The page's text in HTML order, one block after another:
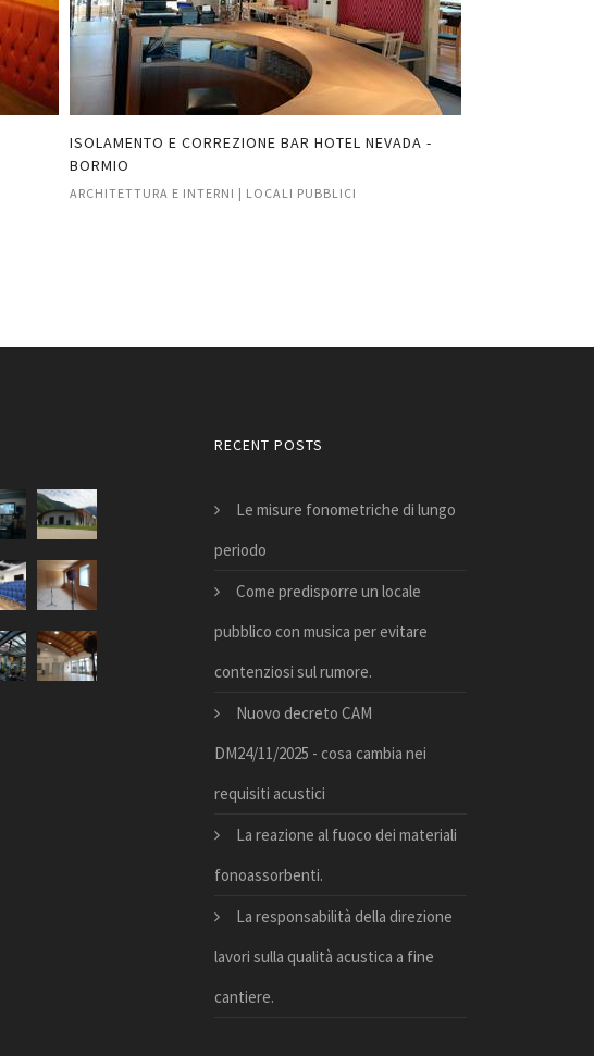
ISOLAMENTO E CORREZIONE BAR HOTEL NEVADA -
BORMIO
ARCHITETTURA E INTERNI | LOCALI PUBBLICI
RECENT POSTS
Le misure fonometriche di lungo
periodo
Come predisporre un locale
pubblico con musica per evitare
contenziosi sul rumore.
Nuovo decreto CAM
DM24/11/2025 - cosa cambia nei
requisiti acustici
La reazione al fuoco dei materiali
fonoassorbenti.
La responsabilità della direzione
lavori sulla qualità acustica a fine
cantiere.